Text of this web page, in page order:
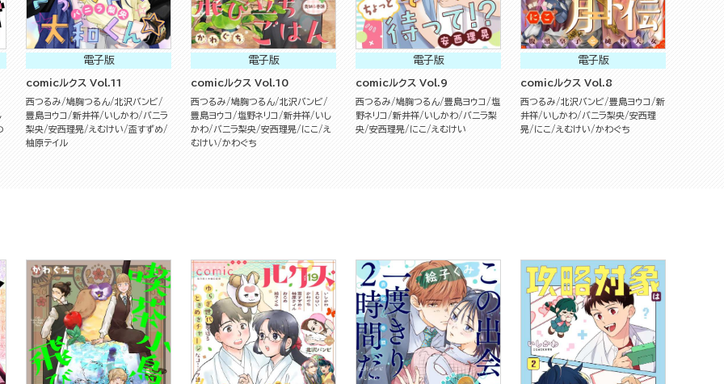
電子版
comicルクス Vol.11
西つるみ 鳩胸つるん 北沢バンビ
豊島ヨウコ
新井祥 いしかわ
バニラ
梨央 安西理晃 えむけい
盃すずめ
柚原テイル
電子版
comicルクス Vol.10
西つるみ 鳩胸つるん 北沢バンビ
豊島ヨウコ
塩野ネリコ 新井祥
いし
かわ
バニラ梨央 安西理晃 にこ
え
むけい
かわぐち
電子版
comicルクス Vol.9
西つるみ 鳩胸つるん 豊島ヨウコ
塩
野ネリコ
新井祥 いしかわ
バニラ梨
央 安西理晃 にこ えむけい
電子版
comicルクス Vol.8
西つるみ 北沢バンビ 豊島ヨウコ
新
井祥
いしかわ バニラ梨央 安西理
晃
にこ えむけい かわぐち